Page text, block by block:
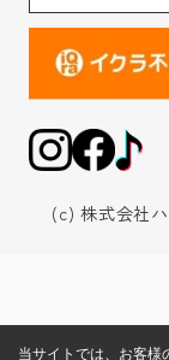
(c) 株式会社
当サイトでは、お客様